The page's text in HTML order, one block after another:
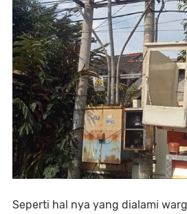
Seperti hal nya yang dialami